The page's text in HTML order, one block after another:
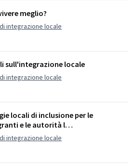
meglio?
integrazione locale
sull'integrazione locale
integrazione locale
locali di inclusione per le
e le autorità l…
integrazione locale